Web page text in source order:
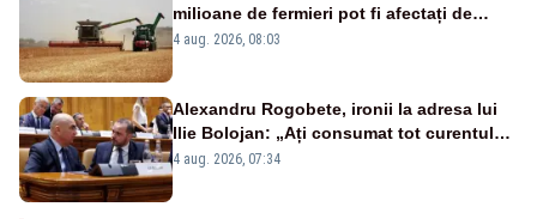
milioane de fermieri pot fi afectați de
strategia pentru conservarea
4 aug. 2026, 08:03
Alexandru Rogobete, ironii la adresa lui
Ilie Bolojan: „Ați consumat tot curentul
urmărind șobolani imaginari”
4 aug. 2026, 07:34